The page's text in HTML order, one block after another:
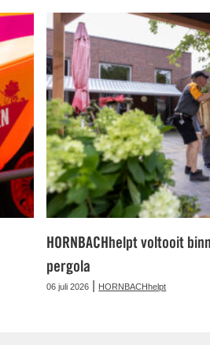
HORNBACHhelpt voltooit
pergola
06 juli 2026 HORNBACHhelpt